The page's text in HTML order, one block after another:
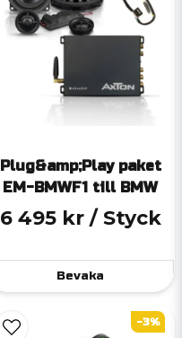
Plug&amp;Play paket
EM-BMWF1 till BMW
6 495 kr / Styck
Bevaka
-3%